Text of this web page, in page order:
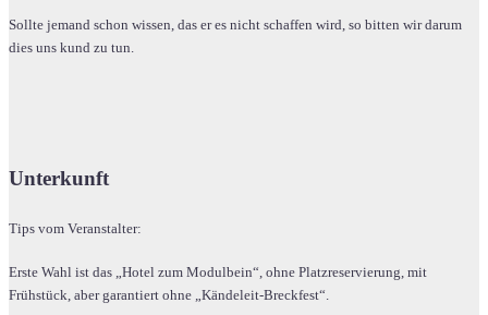
Sollte jemand schon wissen, das er es nicht schaffen wird, so bitten wir darum
dies uns kund zu tun.
Unterkunft
Tips vom Veranstalter:
Erste Wahl ist das „Hotel zum Modulbein“, ohne Platzreservierung, mit
Frühstück, aber garantiert ohne „Kändeleit-Breckfest“.